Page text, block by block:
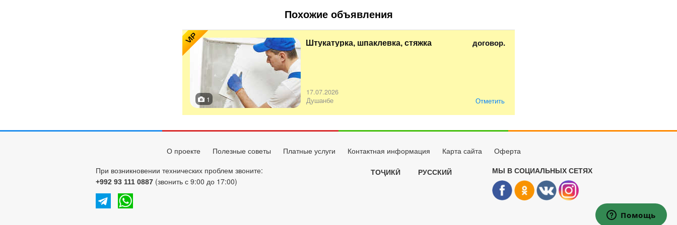
Похожие объявления
VIP договор.
Штукатурка, шпаклевка, стяжка
17.07.2026
1
Душанбе Отметить
О проекте Полезные советы Платные услуги Контактная информация Карта сайта Оферта
При возникновении технических проблем звоните:
+992 93 111 0887 (звонить с 9:00 до 17:00)
ТОҶИКӢ РУССКИЙ МЫ В СОЦИАЛЬНЫХ СЕТЯХ